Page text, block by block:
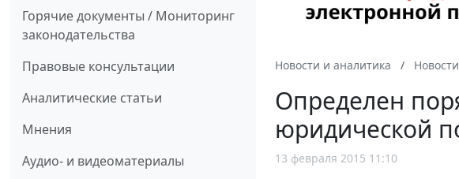
Горячие документы / Мониторинг
законодательства
Правовые консультации
Аналитические статьи
Мнения
Аудио- и видеоматериалы
Новости и аналитика Новости
Определен
юридической
13 февраля 2015 11:10